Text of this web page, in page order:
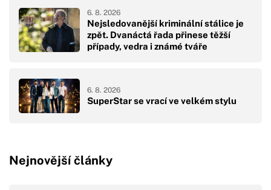
Nejsledovanější kriminální stálice je
zpět. Dvanáctá řada přinese těžší
případy, vedra i známé tváře
6. 8. 2026
SuperStar se vrací ve velkém stylu
6. 8. 2026
Nejnovější články